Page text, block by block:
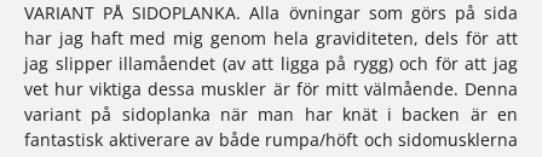
VARIANT PÅ SIDOPLANKA. Alla övningar som görs på sida
har jag haft med mig genom hela graviditeten, dels för att
jag slipper illamåendet (av att ligga på rygg) och för att jag
vet hur viktiga dessa muskler är för mitt välmående. Denna
variant på sidoplanka när man har knät i backen är en
fantastisk aktiverare av både rumpa/höft och sidomusklerna